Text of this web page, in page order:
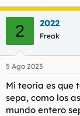
2 2022
Freak
5 Ago 2023
Mi teoría es que
sepa, como los
mundo entero